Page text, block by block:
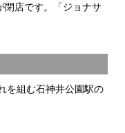
閉店です。「ジョナサ
を組む石神井公園駅の